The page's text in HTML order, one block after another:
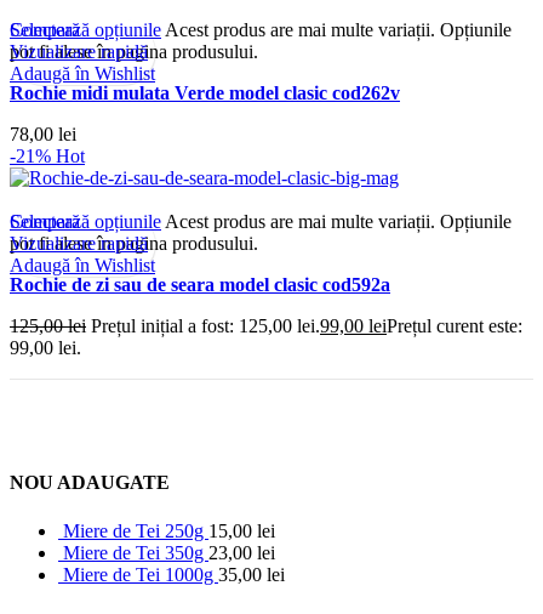
Compară
Vizualizare rapidă
Adaugă în Wishlist
Selectează opțiunile Acest produs are mai multe variații. Opțiunile
pot fi alese în pagina produsului.
Rochie midi mulata Verde model clasic cod262v
78,00 lei
-21% Hot
Compară
Vizualizare rapidă
Adaugă în Wishlist
Selectează opțiunile Acest produs are mai multe variații. Opțiunile
pot fi alese în pagina produsului.
Rochie de zi sau de seara model clasic cod592a
125,00lei Prețul inițial a fost: 125,00 lei.99,00 leiPrețul curent este:
99,00 lei.
NOU ADAUGATE
Miere de Tei 250g 15,00 lei
Miere de Tei 350g 23,00 lei
Miere de Tei 1000g 35,00 lei